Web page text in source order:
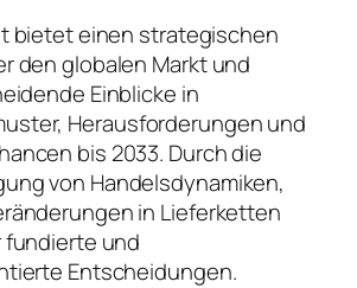
bietet einen strategischen
den globalen Markt und
Einblicke in
Herausforderungen und
bis 2033. Durch die
von Handelsdynamiken,
in Lieferketten
und
Entscheidungen.